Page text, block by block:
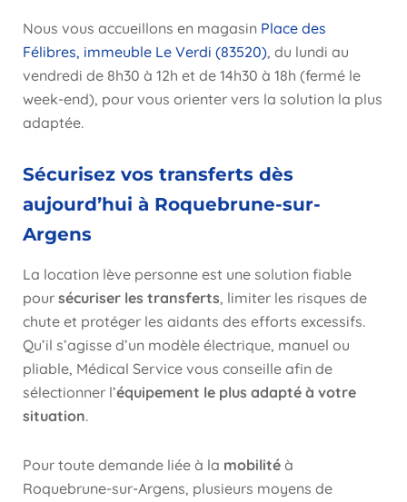
Nous vous accueillons en magasin Place des
Félibres, immeuble Le Verdi (83520), du lundi au
vendredi de 8h30 à 12h et de 14h30 à 18h (fermé le
week-end), pour vous orienter vers la solution la plus
adaptée.
Sécurisez vos transferts dès
aujourd’hui à Roquebrune-sur-
Argens
La location lève personne est une solution fiable
pour sécuriser les transferts, limiter les risques de
chute et protéger les aidants des efforts excessifs.
Qu’il s’agisse d’un modèle électrique, manuel ou
pliable, Médical Service vous conseille afin de
sélectionner l’équipement le plus adapté à votre
situation.
Pour toute demande liée à la mobilité à
Roquebrune-sur-Argens, plusieurs moyens de